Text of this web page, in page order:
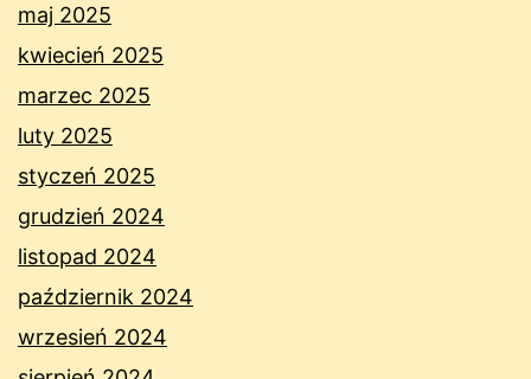
maj 2025
kwiecień 2025
marzec 2025
luty 2025
styczeń 2025
grudzień 2024
listopad 2024
październik 2024
wrzesień 2024